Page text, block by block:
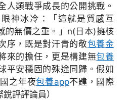
人類戰爭成長的公開挑戰。
神冰冷：「這就是質感互
的無價之重。」n(日本)擁核
序，既是對汗青的敬包養金
來的擔任，更是構建無包養
平安穩固的殊途同歸。假如
之年夜包養app不韙，國際
銳評評論員）